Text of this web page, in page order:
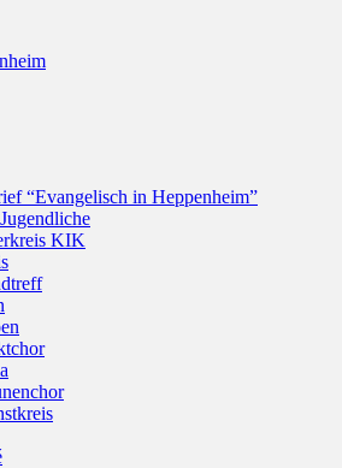
“Evangelisch in Heppenheim”
KIK